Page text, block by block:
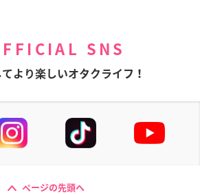
SNS
より楽しいオタクライフ！
ページの先頭へ